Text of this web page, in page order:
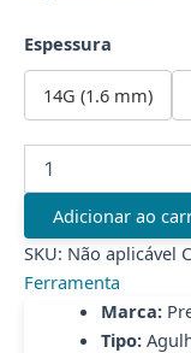
Espessura
14G (1.6 mm)
Americana
Reta
Unidade
quantidade
Adicionar ao
SKU: Não aplicável
Ferramenta
Marca:
Tipo: